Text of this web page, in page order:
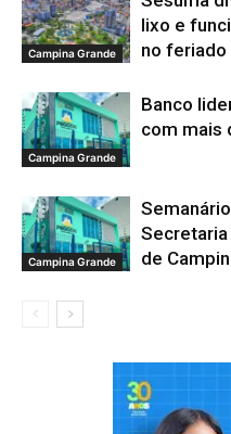
Campina Grande
lixo e
no feriado
Campina Grande
Banco
com mais
Campina Grande
de